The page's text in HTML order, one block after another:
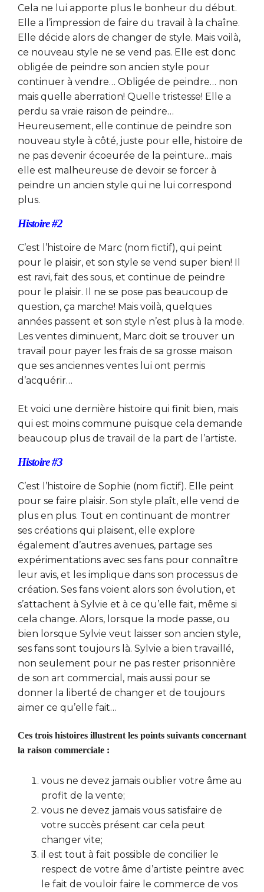
Cela ne lui apporte plus le bonheur du début.
Elle a l’impression de faire du travail à la chaîne.
Elle décide alors de changer de style. Mais voilà,
ce nouveau style ne se vend pas. Elle est donc
obligée de peindre son ancien style pour
continuer à vendre… Obligée de peindre… non
mais quelle aberration! Quelle tristesse! Elle a
perdu sa vraie raison de peindre…
Heureusement, elle continue de peindre son
nouveau style à côté, juste pour elle, histoire de
ne pas devenir écoeurée de la peinture…mais
elle est malheureuse de devoir se forcer à
peindre un ancien style qui ne lui correspond
plus.
Histoire #2
C’est l’histoire de Marc (nom fictif), qui peint
pour le plaisir, et son style se vend super bien! Il
est ravi, fait des sous, et continue de peindre
pour le plaisir. Il ne se pose pas beaucoup de
question, ça marche! Mais voilà, quelques
années passent et son style n’est plus à la mode.
Les ventes diminuent, Marc doit se trouver un
travail pour payer les frais de sa grosse maison
que ses anciennes ventes lui ont permis
d’acquérir…
Et voici une dernière histoire qui finit bien, mais
qui est moins commune puisque cela demande
beaucoup plus de travail de la part de l’artiste.
Histoire #3
C’est l’histoire de Sophie (nom fictif). Elle peint
pour se faire plaisir. Son style plaît, elle vend de
plus en plus. Tout en continuant de montrer
ses créations qui plaisent, elle explore
également d’autres avenues, partage ses
expérimentations avec ses fans pour connaître
leur avis, et les implique dans son processus de
création. Ses fans voient alors son évolution, et
s’attachent à Sylvie et à ce qu’elle fait, même si
cela change. Alors, lorsque la mode passe, ou
bien lorsque Sylvie veut laisser son ancien style,
ses fans sont toujours là. Sylvie a bien travaillé,
non seulement pour ne pas rester prisonnière
de son art commercial, mais aussi pour se
donner la liberté de changer et de toujours
aimer ce qu’elle fait…
Ces trois histoires illustrent les points suivants concernant
la raison commerciale :
vous ne devez jamais oublier votre âme au
profit de la vente;
vous ne devez jamais vous satisfaire de
votre succès présent car cela peut
changer vite;
il est tout à fait possible de concilier le
respect de votre âme d’artiste peintre avec
le fait de vouloir faire le commerce de vos